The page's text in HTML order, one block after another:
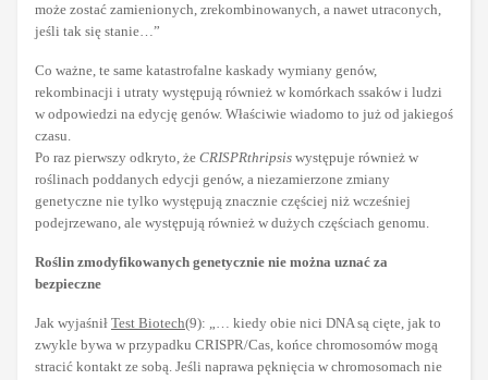
może zostać zamienionych, zrekombinowanych, a nawet utraconych,
jeśli tak się stanie…”
Co ważne, te same katastrofalne kaskady wymiany genów,
rekombinacji i utraty występują również w komórkach ssaków i ludzi
w odpowiedzi na edycję genów. Właściwie wiadomo to już od jakiegoś
czasu.
Po raz pierwszy odkryto, że CRISPRthripsis występuje również w
roślinach poddanych edycji genów, a niezamierzone zmiany
genetyczne nie tylko występują znacznie częściej niż wcześniej
podejrzewano, ale występują również w dużych częściach genomu.
Roślin zmodyfikowanych genetycznie nie można uznać za
bezpieczne
Jak wyjaśnił Test Biotech(9): „… kiedy obie nici DNA są cięte, jak to
zwykle bywa w przypadku CRISPR/Cas, końce chromosomów mogą
stracić kontakt ze sobą. Jeśli naprawa pęknięcia w chromosomach nie